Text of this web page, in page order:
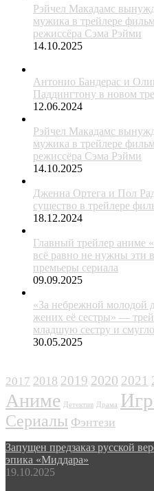
Рэйчел Макадамс
мужика в трейлере
режиссёра Сэма Рэйми
14.10.2025
Антонио Бандерас и
Паддингтону в новом
12.06.2024
Рэйчел Макадамс
мужика в трейлере
режиссёра Сэма Рэйми
14.10.2025
Дженна Ортега и Пол
существо в трейлере
18.12.2024
Главный трейлер аниме
всё равно не нужны эти
премьеры сериала
09.09.2025
«За небрежной молодой
жених её сестры» —
младшую сестру и
30.05.2025
2017 2018 2019 2020 2021
Аниме Детектив Драма
Сериалы Фэнтези
Запущен предзаказ русской
эпика «Миддара»
19.10.2025